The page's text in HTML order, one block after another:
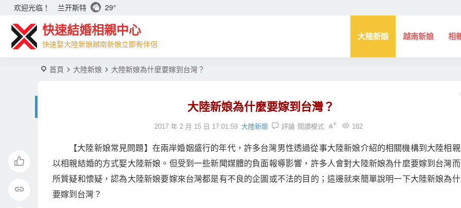
欢迎光临！ 兰开斯特 29°
快速結婚相親中心
快速娶大陸新娘越南新娘立即有伴侶
大陸新娘 越南新娘 相
首頁 大陸新娘 大陸新娘為什麼要嫁到台灣？
大陸新娘為什麼要嫁到台灣？
2017 年 2 月 15 日 17:01:59 大陸新娘 評論 182
閱讀模式
【大陸新娘常見問題】在兩岸婚姻盛行的年代，許多台灣男性透過從事大陸新娘介紹的相關機構到大陸相
以相親結婚的方式娶大陸新娘。但受到一些新聞媒體的負面報導影響，許多人會對大陸新娘為什麼要嫁到台灣
所質疑和懷疑，認為大陸新娘要嫁來台灣都是有不良的企圖或不法的目的；這邊就來簡單說明一下大陸新娘為
要嫁到台灣？